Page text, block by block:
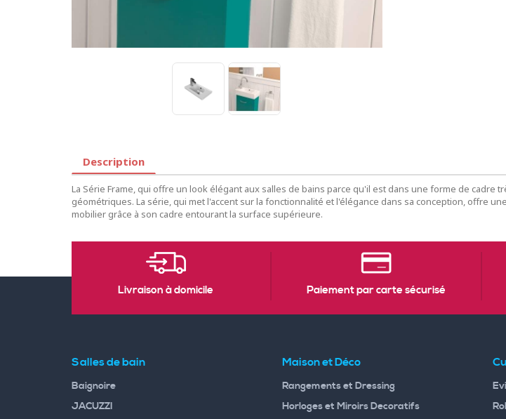
Description
La Série Frame, qui offre un look élégant aux salles de bains parce qu'il est dans une forme de
géométriques. La série, qui met l'accent sur la fonctionnalité et l'élégance dans sa conception, offre
mobilier grâce à son cadre entourant la surface supérieure.
Livraison à domicile Paiement par carte sécurisé
Salles de bain
Baignoire
JACUZZI
Maison et Déco
Rangements et Dressing
Horloges et Miroirs Decoratifs